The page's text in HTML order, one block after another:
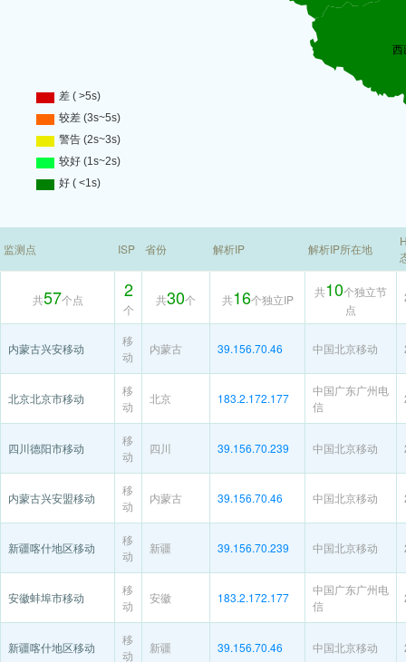
监测点 ISP 省份 解析IP 解析IP所在地
共57个点 2
个
共30个 共16个独立IP
共10个独立节
点
内蒙古兴安移动
移
动
内蒙古 39.156.70.46 中国北京移动
北京北京市移动
移
动
北京 183.2.172.177
中国广东广州电
信
四川德阳市移动
移
动
四川 39.156.70.239 中国北京移动
内蒙古兴安盟移动
移
动
内蒙古 39.156.70.46 中国北京移动
新疆喀什地区移动
移
动
新疆 39.156.70.239 中国北京移动
安徽蚌埠市移动
移
动
安徽 183.2.172.177
中国广东广州电
信
新疆喀什地区移动
移
动
新疆 39.156.70.46 中国北京移动